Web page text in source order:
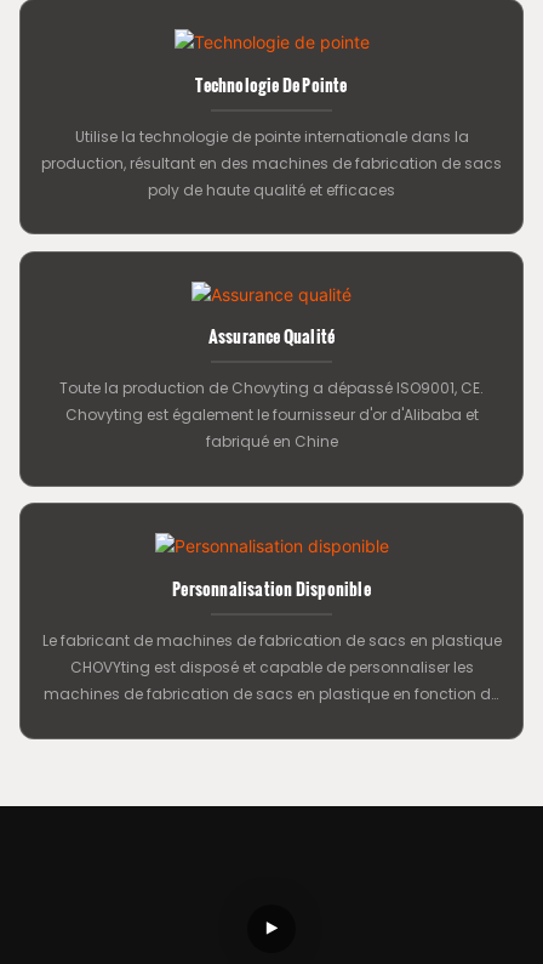
Technologie De Pointe
Utilise la technologie de pointe internationale dans la
production, résultant en des machines de fabrication de sacs
poly de haute qualité et efficaces
Assurance Qualité
Toute la production de Chovyting a dépassé ISO9001, CE.
Chovyting est également le fournisseur d'or d'Alibaba et
fabriqué en Chine
Personnalisation Disponible
Le fabricant de machines de fabrication de sacs en plastique
CHOVYting est disposé et capable de personnaliser les
machines de fabrication de sacs en plastique en fonction de